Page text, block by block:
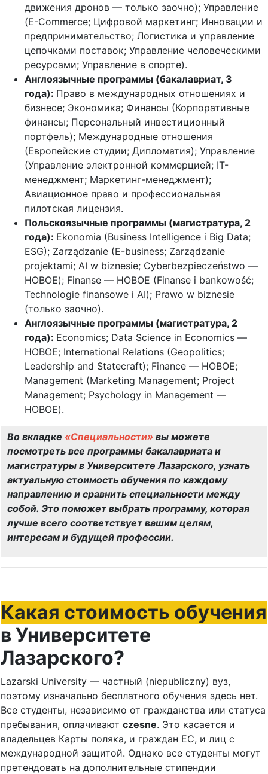
движения дронов — только заочно); Управление
(E-Commerce; Цифровой маркетинг; Инновации и
предпринимательство; Логистика и управление
цепочками поставок; Управление человеческими
ресурсами; Управление в спорте).
Англоязычные программы (бакалавриат, 3
года): Право в международных отношениях и
бизнесе; Экономика; Финансы (Корпоративные
финансы; Персональный инвестиционный
портфель); Международные отношения
(Европейские студии; Дипломатия); Управление
(Управление электронной коммерцией; IT-
менеджмент; Маркетинг-менеджмент);
Авиационное право и профессиональная
пилотская лицензия.
Польскоязычные программы (магистратура, 2
года): Ekonomia (Business Intelligence i Big Data;
ESG); Zarządzanie (E-business; Zarządzanie
projektami; AI w biznesie; Cyberbezpieczeństwo —
НОВОЕ); Finanse — НОВОЕ (Finanse i bankowość;
Technologie finansowe i AI); Prawo w biznesie
(только заочно).
Англоязычные программы (магистратура, 2
года): Economics; Data Science in Economics —
НОВОЕ; International Relations (Geopolitics;
Leadership and Statecraft); Finance — НОВОЕ;
Management (Marketing Management; Project
Management; Psychology in Management —
НОВОЕ).
Во вкладке «Специальности» вы можете
посмотреть все программы бакалавриата и
магистратуры в Университете Лазарского, узнать
актуальную стоимость обучения по каждому
направлению и сравнить специальности между
собой. Это поможет выбрать программу, которая
лучше всего соответствует вашим целям,
интересам и будущей профессии.
Какая стоимость обучения
в Университете
Лазарского?
Lazarski University — частный (niepubliczny) вуз,
поэтому изначально бесплатного обучения здесь нет.
Все студенты, независимо от гражданства или статуса
пребывания, оплачивают czesne. Это касается и
владельцев Карты поляка, и граждан ЕС, и лиц с
международной защитой. Однако все студенты могут
претендовать на дополнительные стипендии